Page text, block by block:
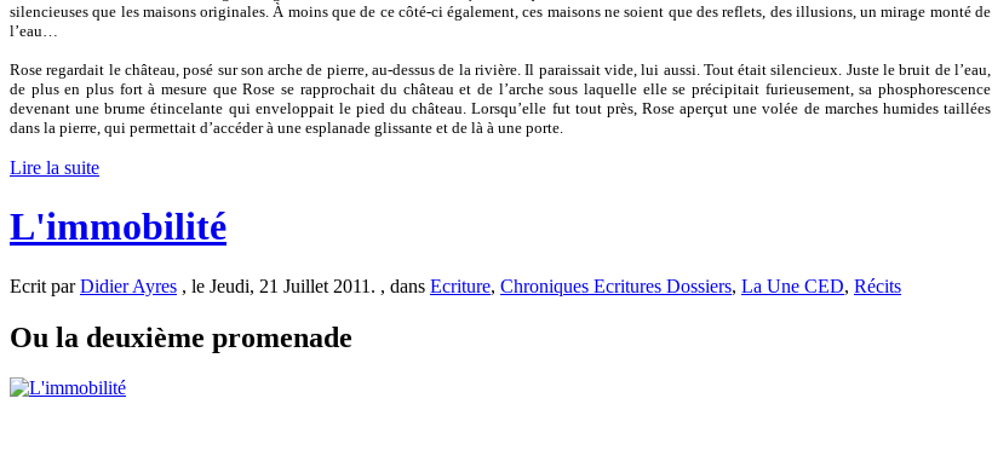
silencieuses que les maisons originales. À moins que de ce côté-ci également, ces maisons ne soient que des reflets, des illusions, un mirage monté de
l’eau…
Rose regardait le château, posé sur son arche de pierre, au-dessus de la rivière. Il paraissait vide, lui aussi. Tout était silencieux. Juste le bruit de l’eau,
de plus en plus fort à mesure que Rose se rapprochait du château et de l’arche sous laquelle elle se précipitait furieusement, sa phosphorescence
devenant une brume étincelante qui enveloppait le pied du château. Lorsqu’elle fut tout près, Rose aperçut une volée de marches humides taillées
dans la pierre, qui permettait d’accéder à une esplanade glissante et de là à une porte.
Lire la suite
L'immobilité
Ecrit parDidier Ayres , le Jeudi, 21 Juillet 2011. , dans Ecriture, Chroniques Ecritures Dossiers, La Une CED, Récits
Ou la deuxième promenade